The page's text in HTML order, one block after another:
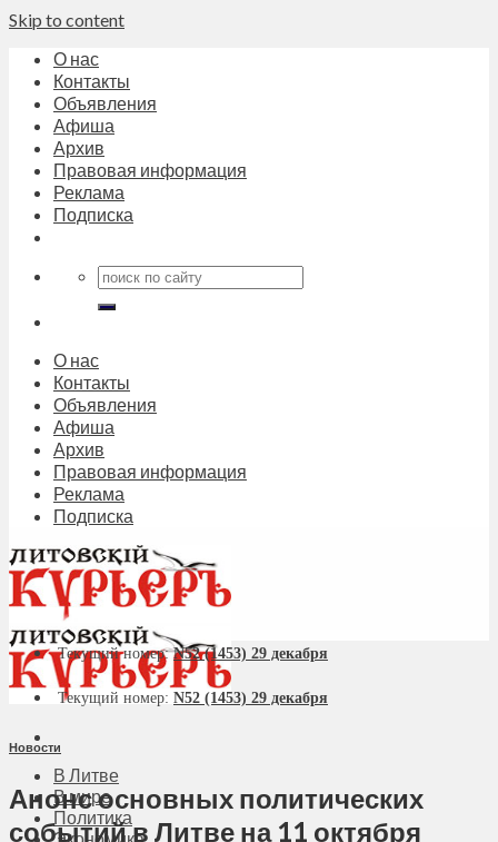
Skip to content
О нас
Контакты
Объявления
Афиша
Архив
Правовая информация
Реклама
Подписка
О нас
Контакты
Объявления
Афиша
Архив
Правовая информация
Реклама
Подписка
В Литве
В мире
Политика
Текущий номер:N52 (1453) 29 декабря
Текущий номер: N52 (1453) 29 декабря
Новости
Анонс основных политических
событий в Литве на 11 октября